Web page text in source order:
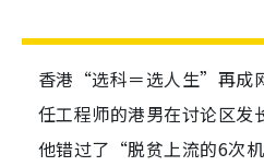
香港“选科＝选人生”再成
任工程师的港男在讨论区发
他错过了“脱贫上流的6次